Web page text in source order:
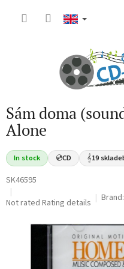
Sám doma
Alone
In stock 💿CD 𝄞19
SK46595
The
product
Not rated Rating details Brand: